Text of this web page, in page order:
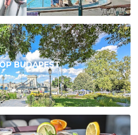
BUDAPEST